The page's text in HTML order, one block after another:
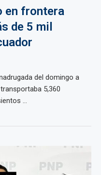
en frontera
de 5 mil
del domingo a
5,360
...